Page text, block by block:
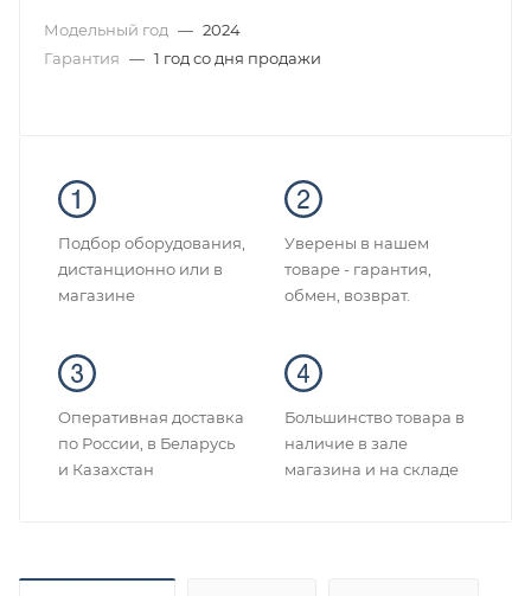
Модельный год — 2024
Гарантия — 1 год со дня продажи
Подбор оборудования,
дистанционно или в
магазине
Уверены в нашем
товаре - гарантия,
обмен, возврат.
Оперативная доставка
по России, в Беларусь
и Казахстан
Большинство товара в
наличие в зале
магазина и на складе